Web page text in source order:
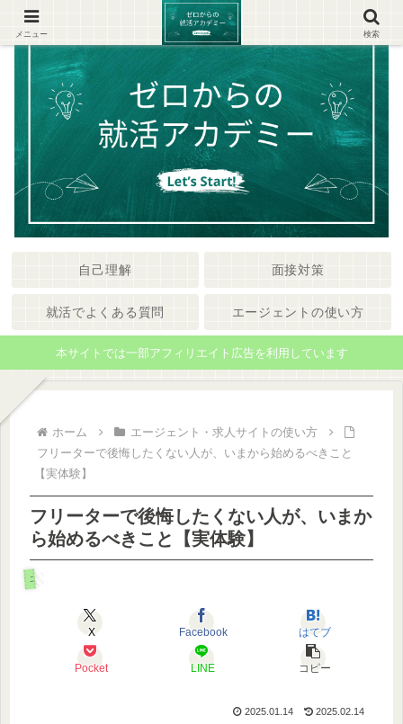
自己理解 面接対策
就活でよくある質問 エージェントの使い方
本サイトでは一部アフィリエイト広告を利用しています
ホーム
エージェント・求人サイトの使い方
フリーターで後悔したくない人が、いまから始めるべきこと
【実体験】
フリーターで後悔したくない人が、いまか
ら始めるべきこと【実体験】
エージェント・求人サイトの使い方
X Facebook はてブ
Pocket LINE コピー
2025.01.14 2025.02.14
メニュー 検索